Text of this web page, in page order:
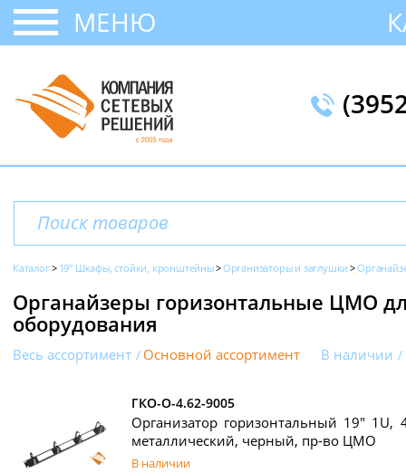
МЕНЮ
Каталог 19" Шкафы, стойки, кронштейны Организаторы и заглушки
Органайзеры горизонтальные ЦМО
оборудования
Весь ассортимент Основной ассортимент В наличии
ГКО-О-4.62-9005
Организатор горизонтальный 19" 1U,
металлический, черный, пр-во ЦМО
В наличии